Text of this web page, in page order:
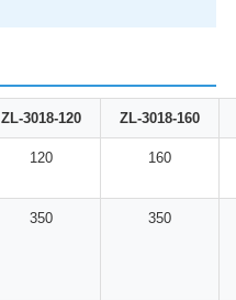
ZL-3018-120 ZL-3018-160
120 160
350 350